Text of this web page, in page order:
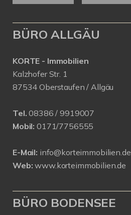
BÜRO ALLGÄU
KORTE - Immobilien
Kalzhofer Str. 1
87534 Oberstaufen / Allgäu
Tel. 08386 / 9919007
Mobil: 0171/7756555
E-Mail: info@korteimmobilien.de
Web: www.korteimmobilien.de
BÜRO BODENSEE